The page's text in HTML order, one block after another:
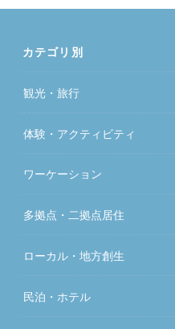
カテゴリ別
観光・旅行
体験・アクティビティ
ワーケーション
多拠点・二拠点居住
ローカル・地方創生
民泊・ホテル